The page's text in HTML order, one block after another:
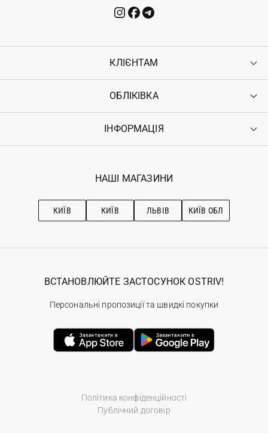
КЛІЄНТАМ
Контакти
Повернення
Гарантія
ОБЛІКІВКА
Увійти
Ostriv Club+
ІНФОРМАЦІЯ
Наші магазини
Рекомендації з догляду
НАШІ МАГАЗИНИ
КИЇВ КИЇВ ЛЬВІВ КИЇВ ОБЛ
Політика конфіденційності
Публічний договір
ВСТАНОВЛЮЙТЕ ЗАСТОСУНОК OSTRIV!
Персональні пропозиції та швидкі покупки